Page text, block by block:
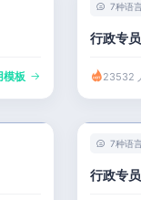
模板
7种语
行政专
23532
7种语
行政专